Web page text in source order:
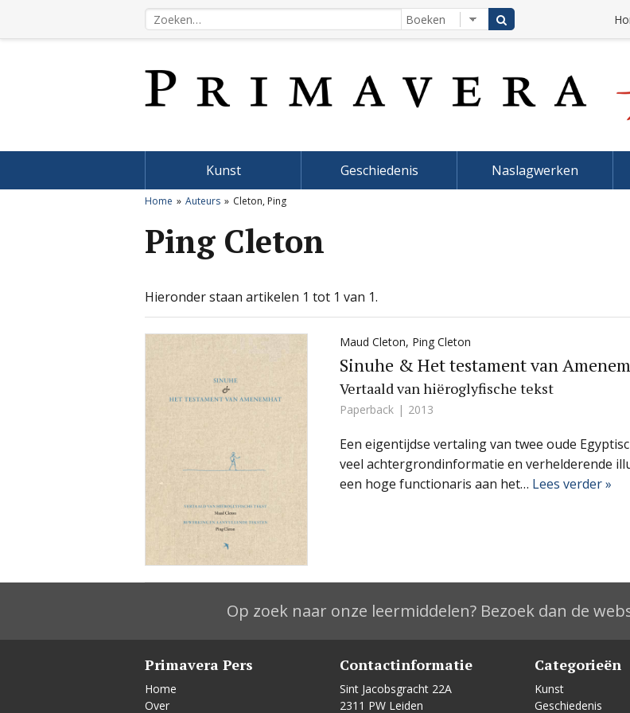
Kunst Geschiedenis Naslagwerken
Home Auteurs Cleton, Ping
Ping Cleton
Hieronder staan artikelen 1 tot 1 van 1.
Maud Cleton, Ping Cleton
Sinuhe & Het testament van
Vertaald van hiëroglyfische tekst
Paperback 2013
Een eigentijdse vertaling van twee oude
veel achtergrondinformatie en verhelderende
een hoge functionaris aan het… Lees verder »
Op zoek naar onze leermiddelen? Bezoek dan de
Primavera Pers
Home
Over
Contactinformatie
Sint Jacobsgracht 22A
2311 PW Leiden
Categorieën
Kunst
Geschiedenis